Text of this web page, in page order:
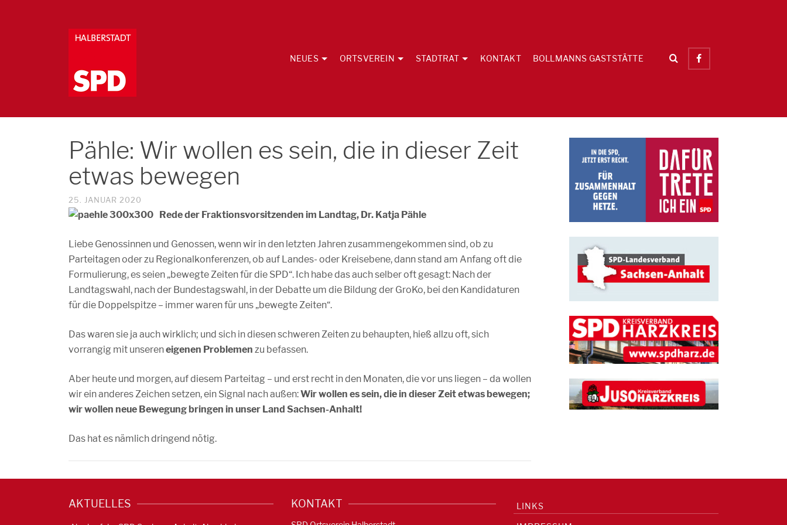
NEUES ORTSVEREIN STADTRAT KONTAKT BOLLMANNS GASTSTÄTTE
Pähle: Wir wollen es sein, die in dieser Zeit
etwas bewegen
25. JANUAR 2020
Rede der Fraktionsvorsitzenden im Landtag, Dr. Katja Pähle
Liebe Genossinnen und Genossen, wenn wir in den letzten Jahren zusammengekommen sind, ob zu
Parteitagen oder zu Regionalkonferenzen, ob auf Landes- oder Kreisebene, dann stand am Anfang oft die
Formulierung, es seien „bewegte Zeiten für die SPD“. Ich habe das auch selber oft gesagt: Nach der
Landtagswahl, nach der Bundestagswahl, in der Debatte um die Bildung der GroKo, bei den Kandidaturen
für die Doppelspitze – immer waren für uns „bewegte Zeiten“.
Das waren sie ja auch wirklich; und sich in diesen schweren Zeiten zu behaupten, hieß allzu oft, sich
vorrangig mit unsereneigenen Problemen zu befassen.
Aber heute und morgen, auf diesem Parteitag – und erst recht in den Monaten, die vor uns liegen – da wollen
wir ein anderes Zeichen setzen, ein Signal nach außen:Wir wollen es sein, die in dieser Zeit etwas bewegen;
wir wollen neue Bewegung bringen in unser Land Sachsen-Anhalt!
Das hat es nämlich dringend nötig.
AKTUELLES KONTAKT LINKS